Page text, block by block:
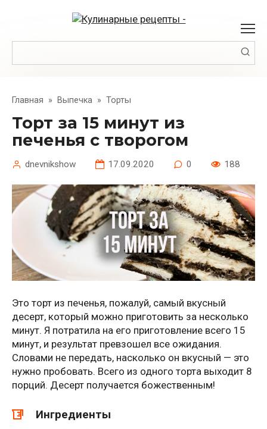
Главная » Выпечка » Торты
Торт за 15 минут из
печенья с творогом
dnevnikshow 17.09.2020 0 188
Это торт из печенья, пожалуй, самый вкусный
десерт, который можно приготовить за несколько
минут. Я потратила на его приготовление всего 15
минут, и результат превзошел все ожидания.
Словами не передать, насколько он вкусный — это
нужно пробовать. Всего из одного торта выходит 8
порций. Десерт получается божественным!
Ингредиенты